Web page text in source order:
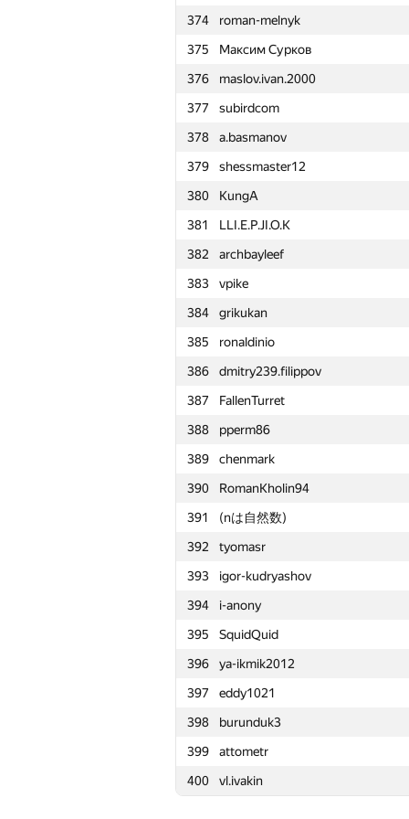
374
roman-melnyk
375
Максим Сурков
376
maslov.ivan.2000
377
subirdcom
378
a.basmanov
379
shessmaster12
380
KungA
381
LLI.E.P.JI.O.K
382
archbayleef
383
vpike
384
grikukan
385
ronaldinio
386
dmitry239.filippov
387
FallenTurret
388
pperm86
389
chenmark
390
RomanKholin94
391
(nは自然数)
392
tyomasr
393
igor-kudryashov
394
i-anony
395
SquidQuid
396
ya-ikmik2012
397
eddy1021
398
burunduk3
399
attometr
400
vl.ivakin
351 islom.iskandarov
352
kkhadaev
353
tima.babashev
354
Optimist
355
reijnUl
356
loremon
357
starkov.svyatoslav
358
mr.coderinuse
359
Oleksandr Kushnir
360
kirya2604
361
Valeriu Motroi
362
vbifial
363
geraskin.ia
364
Karen Mkrtumyan
365
Витя Калинин
366
Глеб Третьяков
367
vbarbanyagra
368
sharp-c
369
gultai4uk.r
370
Sergey Bondarenko
371
trasier1207
372
n.makeenkov
373
dvkim98
374
roman-melnyk
375
Максим Сурков
376
maslov.ivan.2000
377
subirdcom